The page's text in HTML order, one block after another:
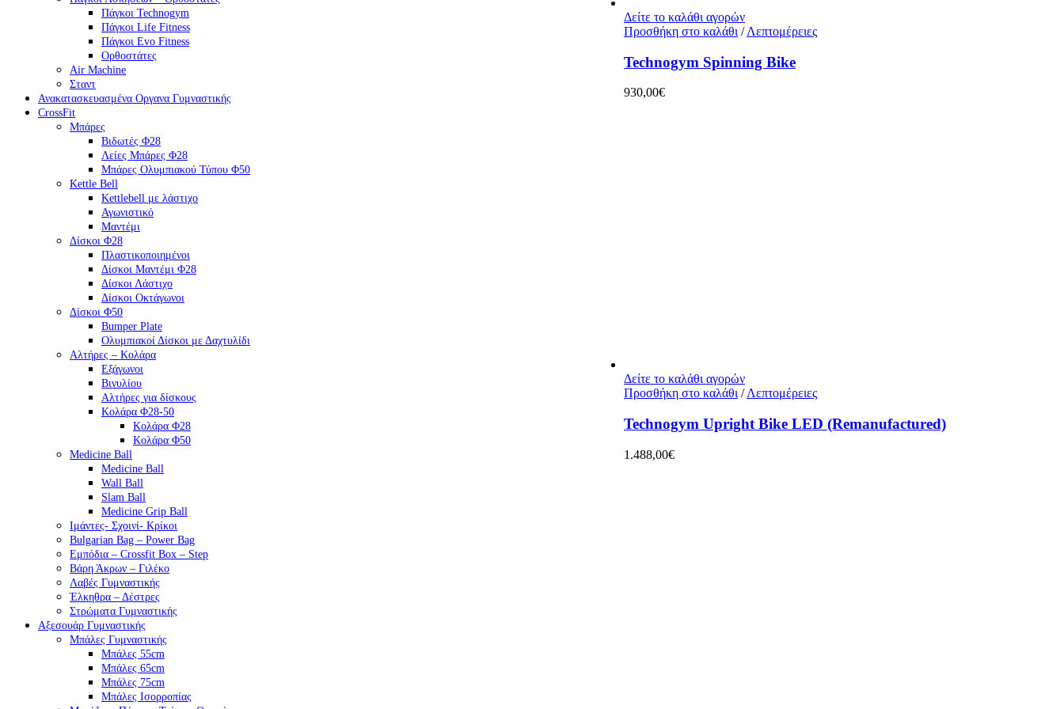
Δείτε το καλάθι αγορών
Προσθήκη στο καλάθι / Λεπτομέρειες
Technogym Spinning Bike
930,00€
Δείτε το καλάθι αγορών
Προσθήκη στο καλάθι/Λεπτομέρειες
Technogym Upright Bike LED (Remanufactured)
1.488,00€
Πάγκοι Technogym
Πάγκοι Life Fitness
Πάγκοι Evo Fitness
Ορθοστάτες
Air Machine
Σταντ
Ανακατασκευασμένα Οργανα Γυμναστικής
CrossFit
Μπάρες
Βιδωτές Φ28
Λείες Μπάρες Φ28
Μπάρες Ολυμπιακού Τύπου Φ50
Kettle Bell
Kettlebell με λάστιχο
Αγωνιστικό
Μαντέμι
Δίσκοι Φ28
Πλαστικοποιημένοι
Δίσκοι Μαντέμι Φ28
Δίσκοι Λάστιχο
Δίσκοι Οκτάγωνοι
Δίσκοι Φ50
Bumper Plate
Ολυμπιακοί Δίσκοι με Δαχτυλίδι
Αλτήρες – Κολάρα
Εξάγωνοι
Βινυλίου
Αλτήρες για δίσκους
Κολάρα Φ28-50
Κολάρα Φ28
Κολάρα Φ50
Medicine Ball
Medicine Ball
Wall Ball
Slam Ball
Medicine Grip Ball
Ιμάντες- Σχοινί- Κρίκοι
Bulgarian Bag – Power Bag
Εμπόδια – Crossfit Box – Step
Βάρη Άκρων – Γιλέκο
Λαβές Γυμναστικής
Έλκηθρα – Δέστρες
Στρώματα Γυμναστικής
Αξεσουάρ Γυμναστικής
Μπάλες Γυμναστικής
Μπάλες 55cm
Μπάλες 65cm
Μπάλες 75cm
Μπάλες Ισορροπίας